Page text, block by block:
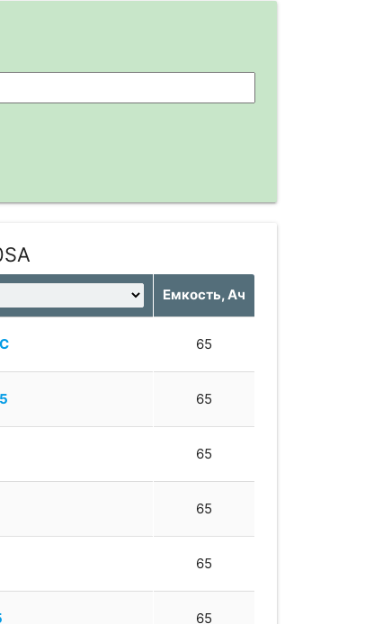
Емкость, Ач
65
65
65
65
65
65